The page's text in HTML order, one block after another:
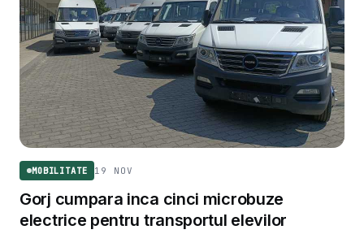
MOBILITATE 19 NOV
Gorj cumpara inca cinci microbuze
electrice pentru transportul elevilor